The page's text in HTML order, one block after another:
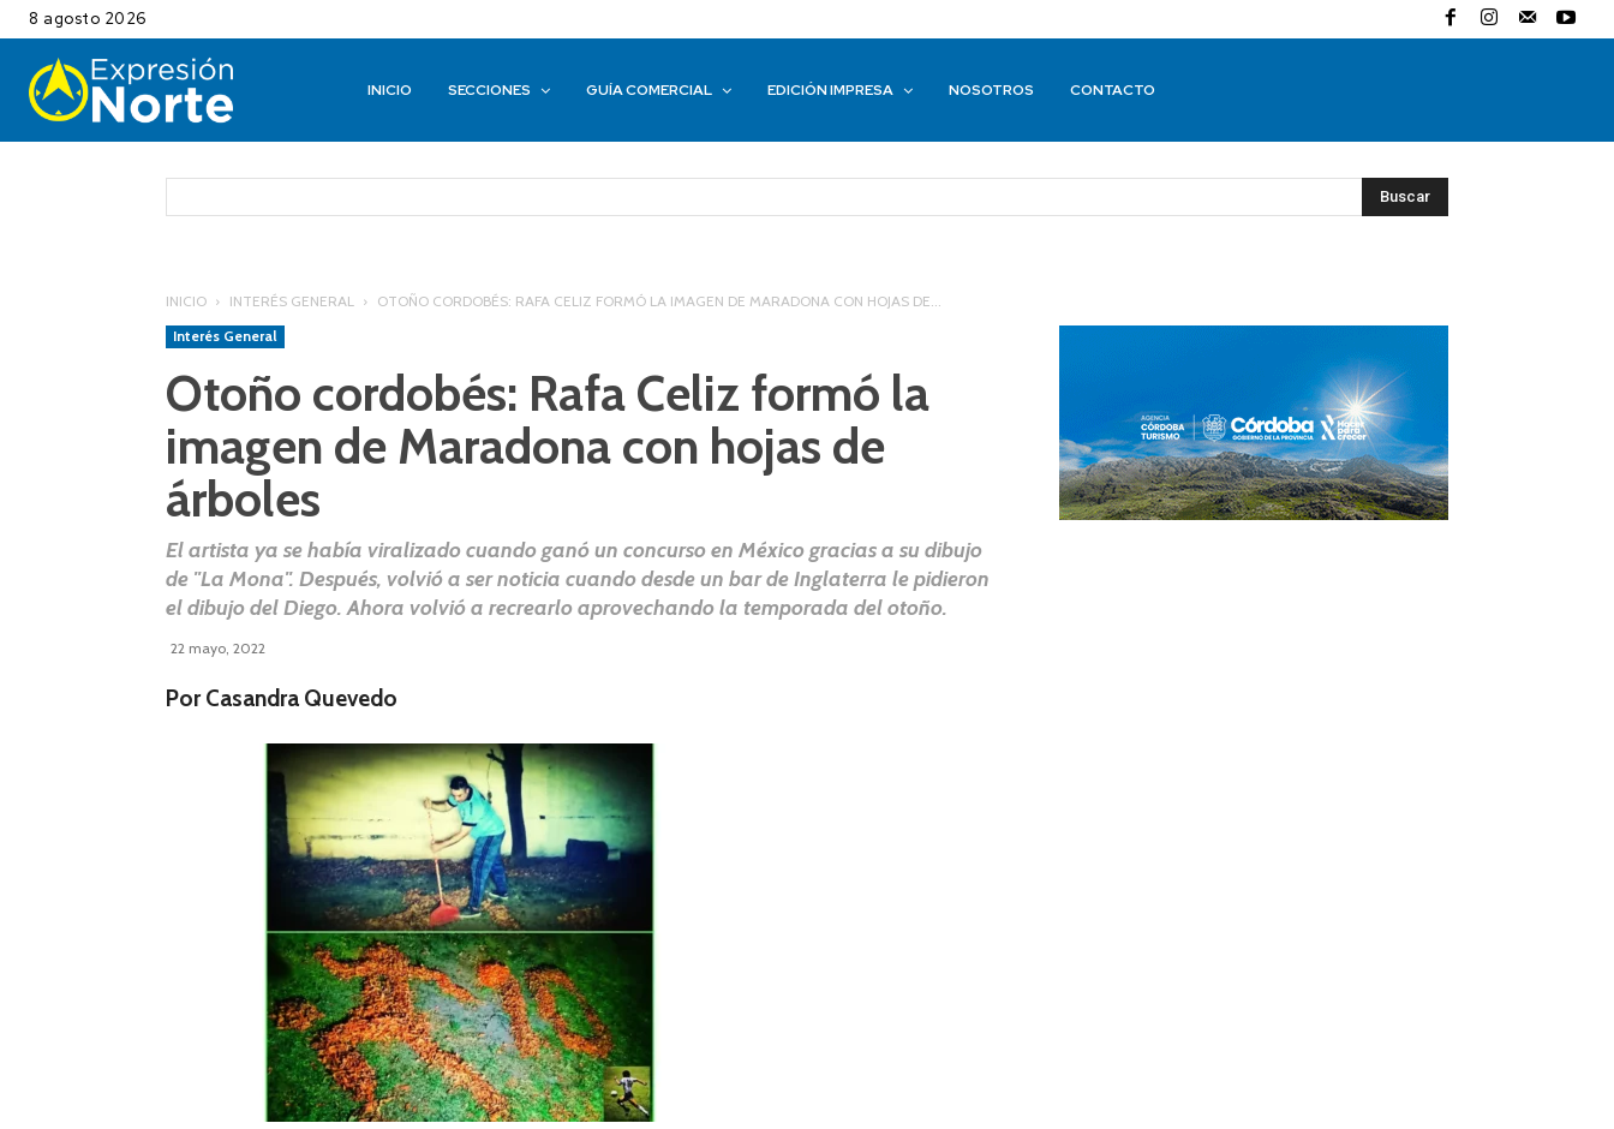
8 agosto 2026
INICIO SECCIONES GUÍA COMERCIAL EDICIÓN IMPRESA NOSOTROS CONTACTO
Buscar
INICIO INTERÉS GENERAL
OTOÑO CORDOBÉS: RAFA CELIZ FORMÓ LA IMAGEN DE MARADONA CON HOJAS DE...
Interés General
Otoño cordobés: Rafa Celiz formó la
imagen de Maradona con hojas de
árboles
El artista ya se había viralizado cuando ganó un concurso en México gracias a su dibujo
de "La Mona". Después, volvió a ser noticia cuando desde un bar de Inglaterra le pidieron
el dibujo del Diego. Ahora volvió a recrearlo aprovechando la temporada del otoño.
22 mayo, 2022
Por Casandra Quevedo